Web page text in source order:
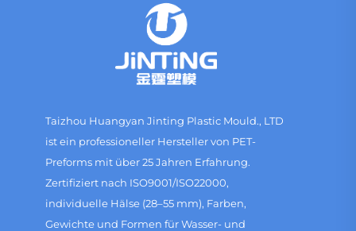
Taizhou Huangyan Jinting Plastic Mould., LTD
ist ein professioneller Hersteller von PET-
Preforms mit über 25 Jahren Erfahrung.
Zertifiziert nach ISO9001/ISO22000,
individuelle Hälse (28–55 mm), Farben,
Gewichte und Formen für Wasser- und